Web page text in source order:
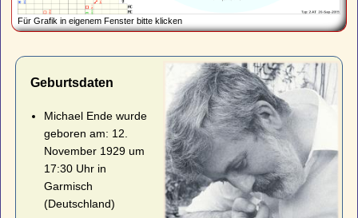
Für Grafik in eigenem Fenster bitte klicken
Geburtsdaten
Michael Ende wurde
geboren am: 12.
November 1929 um
17:30 Uhr in
Garmisch
(Deutschland)